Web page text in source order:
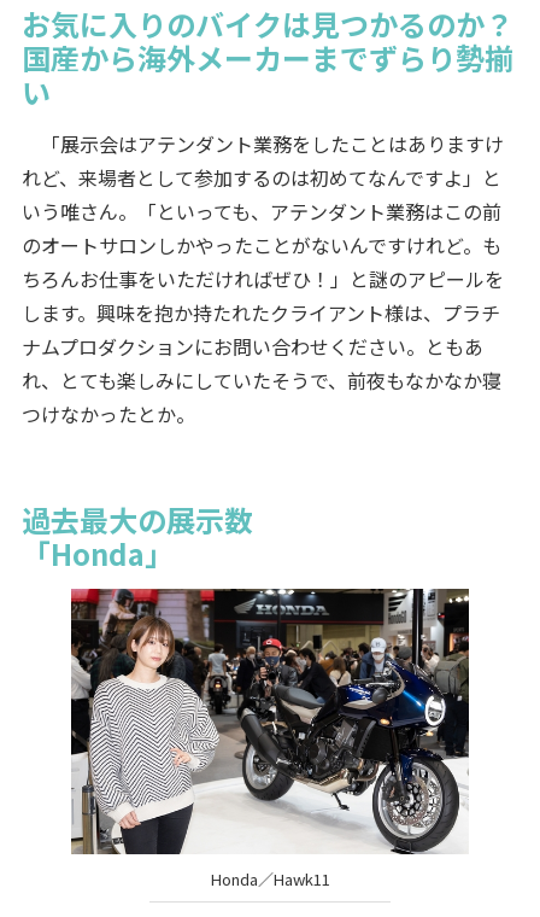
お気に入りのバイクは見つかるのか？
国産から海外メーカーまでずらり勢揃
い
「展示会はアテンダント業務をしたことはありますけ
れど、来場者として参加するのは初めてなんですよ」と
いう唯さん。「といっても、アテンダント業務はこの前
のオートサロンしかやったことがないんですけれど。も
ちろんお仕事をいただければぜひ！」と謎のアピールを
します。興味を抱か持たれたクライアント様は、プラチ
ナムプロダクションにお問い合わせください。ともあ
れ、とても楽しみにしていたそうで、前夜もなかなか寝
つけなかったとか。
過去最大の展示数
「Honda」
Honda／Hawk11